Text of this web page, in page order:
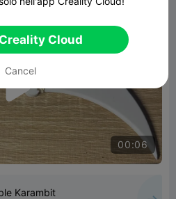
00:06

480P LD
Karambit
Cloud
Cancel